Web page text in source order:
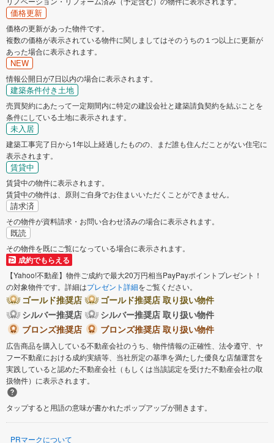
価格更新
価格の更新があった物件です。
複数の価格が表示されている物件に関しましてはそのうちの１つ以上に更新が
あった場合に表示されます。
NEW
情報公開日が7日以内の場合に表示されます。
建築条件付き土地
売買契約にあたって一定期間内に特定の建設会社と建築請負契約を結ぶことを
条件にしている土地に表示されます。
未入居
建築工事完了日から1年以上経過したものの、まだ誰も住んだことがない住宅に
表示されます。
賃貸中
賃貸中の物件に表示されます。
賃貸中の物件は、原則ご自身でお住まいいただくことができません。
請求済
その物件が資料請求・お問い合わせ済みの場合に表示されます。
既読
その物件を既にご覧になっている場合に表示されます。
成約でもらえる
【Yahoo!不動産】物件ご成約で最大20万円相当PayPayポイントプレゼント！
の対象物件です。詳細はプレゼント詳細をご覧ください。
ゴールド推奨店
ゴールド推奨店 取り扱い物件
シルバー推奨店
シルバー推奨店 取り扱い物件
ブロンズ推奨店
ブロンズ推奨店 取り扱い物件
広告商品を購入している不動産会社のうち、物件情報の正確性、法令遵守、ヤ
フー不動産における成約実績等、当社所定の基準を満たした優良な店舗運営を
実践していると認めた不動産会社（もしくは当該認定を受けた不動産会社の取
扱物件）に表示されます。
タップすると用語の意味が書かれたポップアップが開きます。
PRマークについて